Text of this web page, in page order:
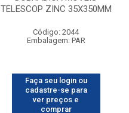
TELESCOP ZINC 35X350MM
Código: 2044
Embalagem: PAR
Faça seu login ou
cadastre-se para
ver preços e
comprar